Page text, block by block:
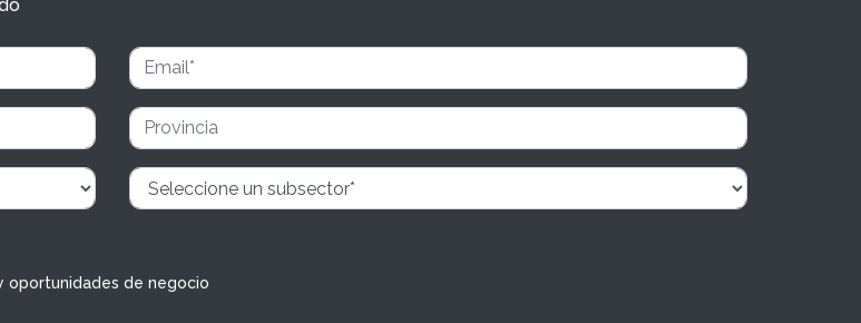
oportunidades de negocio